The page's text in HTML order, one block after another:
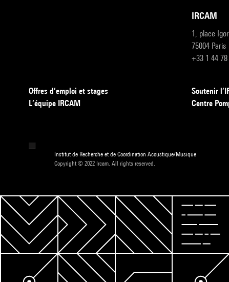
IRCAM
1, place
75004 Paris
+33 1 44
Offres d’emploi et stages
L’équipe IRCAM
Soutenir
Centre
Institut de Recherche et de Coordination Acoustique/Musique
Copyright © 2022 Ircam. All rights reserved.